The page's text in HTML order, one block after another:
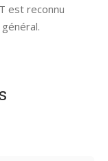
est reconnu